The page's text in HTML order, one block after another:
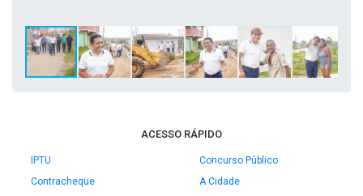
ACESSO RÁPIDO
IPTU
Concurso Público
Contracheque
A Cidade